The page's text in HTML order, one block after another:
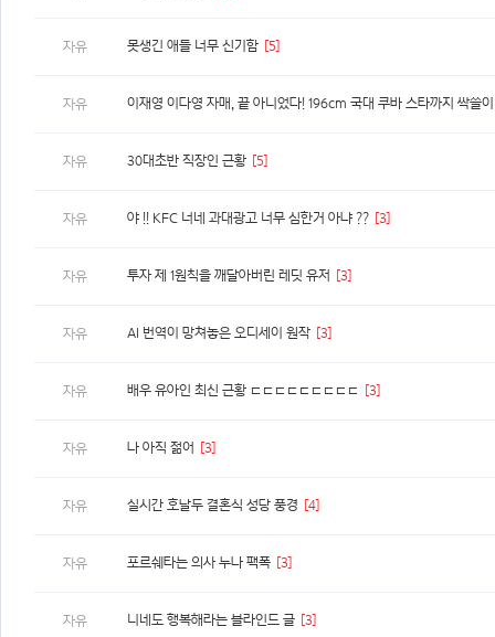
자유 못생긴 애들 너무 신기함 [5]
자유
자유 30대초반 직장인 근황 [5]
자유 야 !! KFC 너네 과대광고 너무 심한거 아냐 ?? [3]
자유 투자 제 1원칙을 깨달아버린 레딧 유저 [3]
자유 AI 번역이 망쳐놓은 오디세이 원작 [3]
자유 배우 유아인 최신 근황 ㄷㄷㄷㄷㄷㄷㄷㄷㄷ [3]
자유 나 아직 젊어 [3]
자유 실시간 호날두 결혼식 성당 풍경 [4]
자유 포르쉐타는 의사 누나 팩폭 [3]
자유 니네도 행복해라는 블라인드 글 [3]